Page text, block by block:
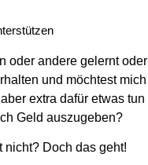
oder andere gelernt
und möchtest
extra dafür etwas
Geld auszugeben?
nicht? Doch das geht!